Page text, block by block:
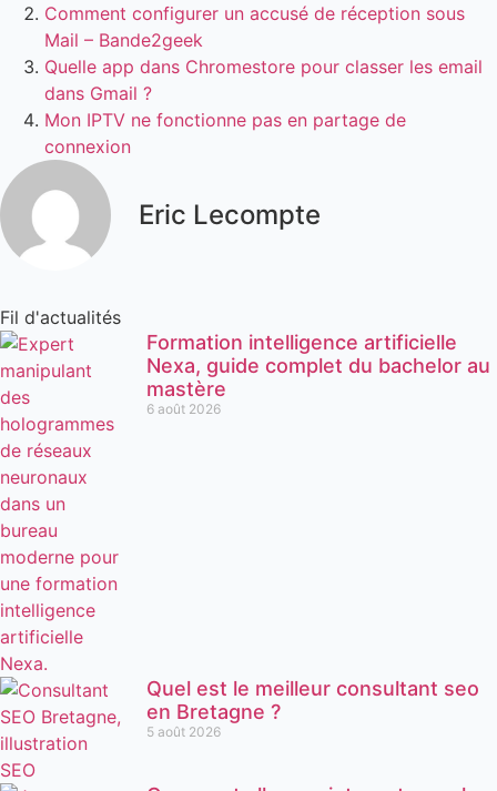
Comment configurer un accusé de réception sous
Mail – Bande2geek
Quelle app dans Chromestore pour classer les email
dans Gmail ?
Mon IPTV ne fonctionne pas en partage de
connexion
Eric Lecompte
Fil d'actualités
Formation intelligence artificielle
Nexa, guide complet du bachelor au
mastère
6 août 2026
Quel est le meilleur consultant seo
en Bretagne ?
5 août 2026